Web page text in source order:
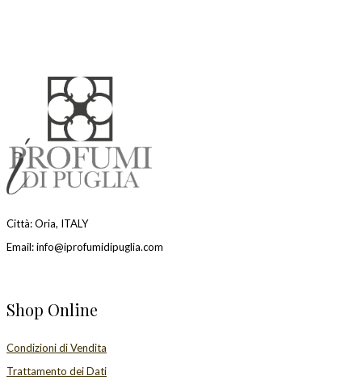
Città: Oria, ITALY
Email: info@iprofumidipuglia.com
Shop Online
Condizioni di Vendita
Trattamento dei Dati